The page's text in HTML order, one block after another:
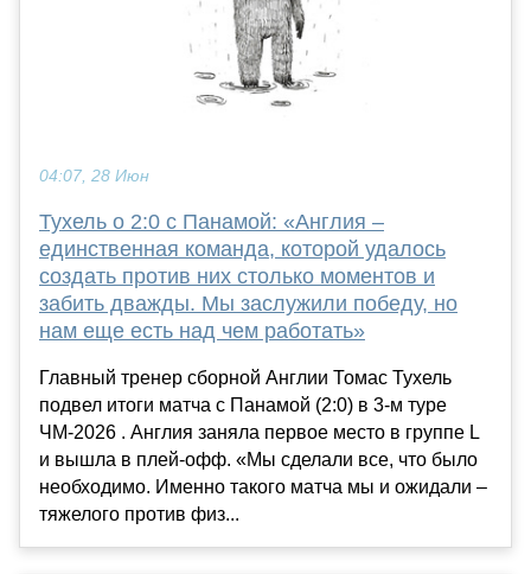
04:07, 28 Июн
Тухель о 2:0 с Панамой: «Англия –
единственная команда, которой удалось
создать против них столько моментов и
забить дважды. Мы заслужили победу, но
нам еще есть над чем работать»
Главный тренер сборной Англии Томас Тухель
подвел итоги матча с Панамой (2:0) в 3-м туре
ЧМ-2026 . Англия заняла первое место в группе L
и вышла в плей-офф. «Мы сделали все, что было
необходимо. Именно такого матча мы и ожидали –
тяжелого против физ...